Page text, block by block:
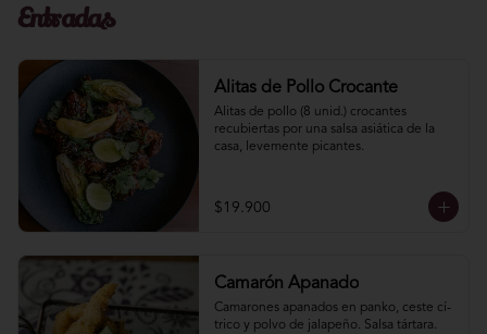
Entradas
Alitas de Pollo Crocante
Alitas de pollo (8 unid.) crocantes
recubiertas por una salsa asiática de la
casa, levemente picantes.
$19.900
Camarón Apanado
Camarones apanados en panko, ceste cí­
trico y polvo de jalapeño. Salsa tártara.